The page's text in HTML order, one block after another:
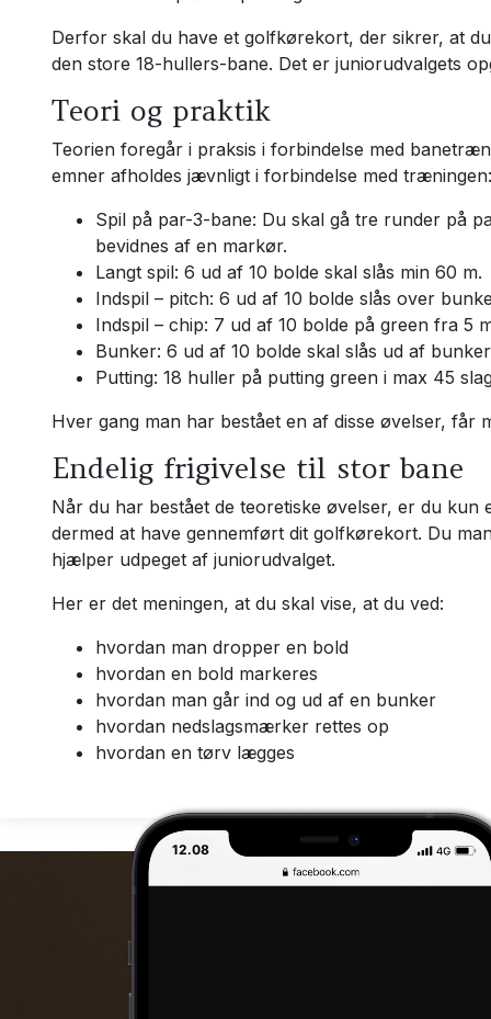
Derfor skal du have et golfkørekort, der sikrer, at
den store 18-hullers-bane. Det er juniorudvalgets
Teori og praktik
Teorien foregår i praksis i forbindelse med
emner afholdes jævnligt i forbindelse med træningen:
Spil på par-3-bane: Du skal gå tre runder på
bevidnes af en markør.
Langt spil: 6 ud af 10 bolde skal slås min 60 m.
Indspil – pitch: 6 ud af 10 bolde slås over
Indspil – chip: 7 ud af 10 bolde på green fra 5
Bunker: 6 ud af 10 bolde skal slås ud af
Putting: 18 huller på putting green i max 45
Hver gang man har bestået en af disse øvelser, får
Endelig frigivelse til stor bane
Når du har bestået de teoretiske øvelser, er du
dermed at have gennemført dit golfkørekort. Du
hjælper udpeget af juniorudvalget.
Her er det meningen, at du skal vise, at du ved:
hvordan man dropper en bold
hvordan en bold markeres
hvordan man går ind og ud af en bunker
hvordan nedslagsmærker rettes op
hvordan en tørv lægges
12.08